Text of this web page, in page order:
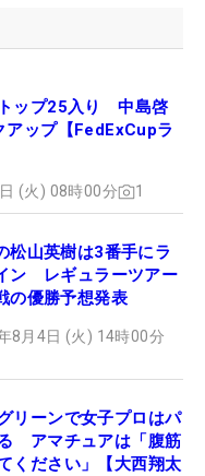
ップ25入り 中島啓
アップ【FedExCupラ
(火) 08時00分 1
松山英樹は3番手にラ
ン レギュラーツアー
の優勝予想発表
8月4日 (火) 14時00分
リーンで女子プロはパ
アマチュアは「腹筋
ください」【大西翔太